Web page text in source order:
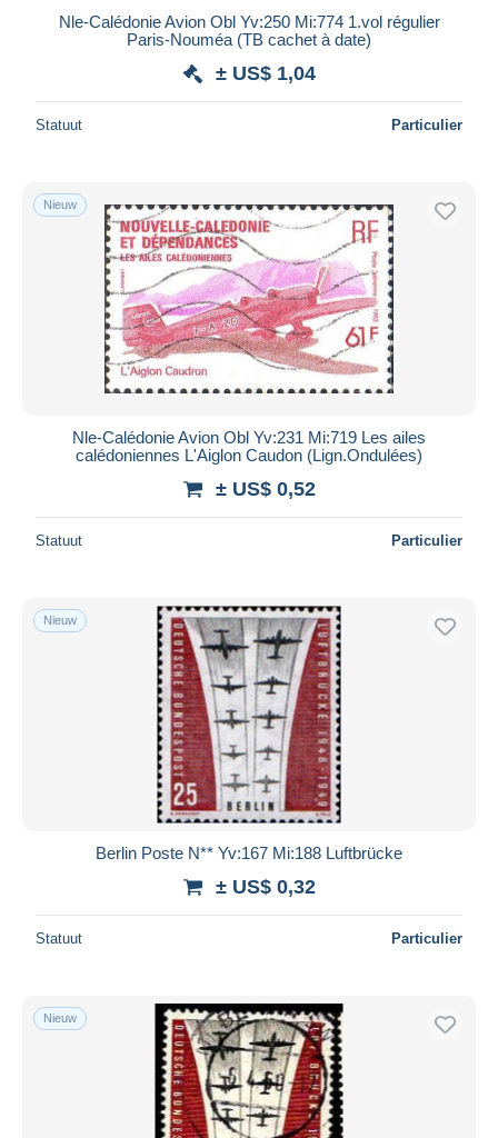
Nle-Calédonie Avion Obl Yv:250 Mi:774 1.vol régulier
Paris-Nouméa (TB cachet à date)
± US$ 1,04
Statuut Particulier
Nieuw
Nle-Calédonie Avion Obl Yv:231 Mi:719 Les ailes
calédoniennes L'Aiglon Caudon (Lign.Ondulées)
± US$ 0,52
Statuut Particulier
Nieuw
Berlin Poste N** Yv:167 Mi:188 Luftbrücke
± US$ 0,32
Statuut Particulier
Nieuw